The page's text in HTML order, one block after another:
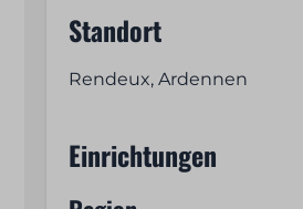
Standort
Rendeux, Ardennen
Einrichtungen